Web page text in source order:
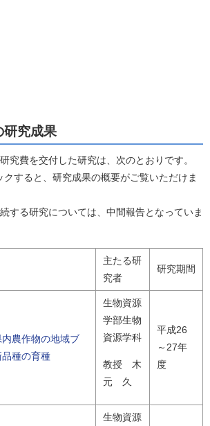
研究成果
究費を交付した研究は、次のとおりです。
すると、研究成果の概要がご覧いただけま
する研究については、中間報告となっていま
主たる研
究者
研究期間
農作物の地域ブ
種の育種
生物資源
学部生物
資源学科
教授 木
元 久
平成26
～27年
度
生物資源